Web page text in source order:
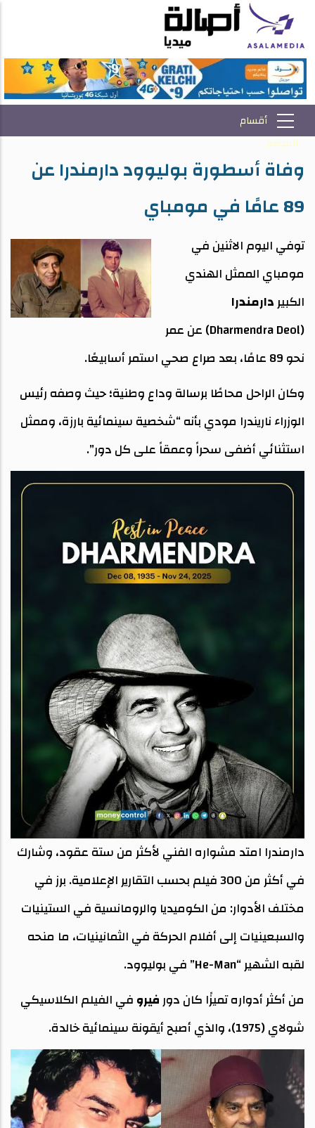
وفاة أسطورة بوليوود دارمندرا عن
89 عامًا في مومباي
توفي اليوم الاثنين في
مومباي الممثل الهندي
الكبيردارمندرا
(Dharmendra Deol) عن عمر
نحو 89 عامًا، بعد صراع صحي استمر أسابيعًا.
وكان الراحل محاطًا برسالة وداع وطنية؛ حيث وصفه رئيس
الوزراء ناريندرا مودي بأنه “شخصية سينمائية بارزة، وممثل
استثنائي أضفى سحراً وعمقاً على كل دور”.
دارمندرا امتد مشواره الفني لأكثر من ستة عقود، وشارك
في أكثر من 300 فيلم بحسب التقارير الإعلامية. برز في
مختلف الأدوار: من الكوميديا والرومانسية في الستينيات
والسبعينيات إلى أفلام الحركة في الثمانينيات، ما منحه
لقبه الشهير “He-Man” في بوليوود.
من أكثر أدواره تميزًا كان دورفيروفي الفيلم الكلاسيكي
شولاي(1975)، والذي أصبح أيقونة سينمائية خالدة.